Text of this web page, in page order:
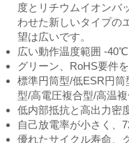
度とリチウムイオンバ
わせた新しいタイプの
望は広いです。
広い動作温度範囲 -
グリーン、RoHS要件
標準円筒型/低ESR円
型/高電圧複合型/高温複
低内部抵抗と高出力密度
自己放電率が小さく、
優れたサイクル寿命、